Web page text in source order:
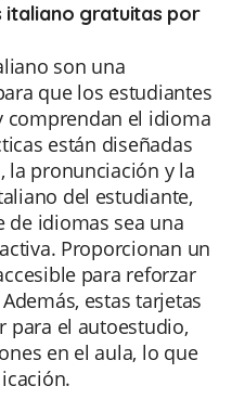
italiano gratuitas por
son una
que los estudiantes
comprendan el idioma
están diseñadas
la pronunciación y la
del estudiante,
de idiomas sea una
Proporcionan un
para reforzar
estas tarjetas
para el autoestudio,
en el aula, lo que